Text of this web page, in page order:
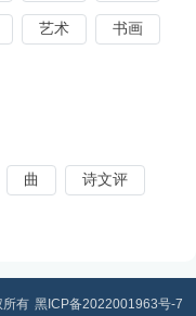
艺术 书画
曲 诗文评
所有 黑ICP备2022001963号-7